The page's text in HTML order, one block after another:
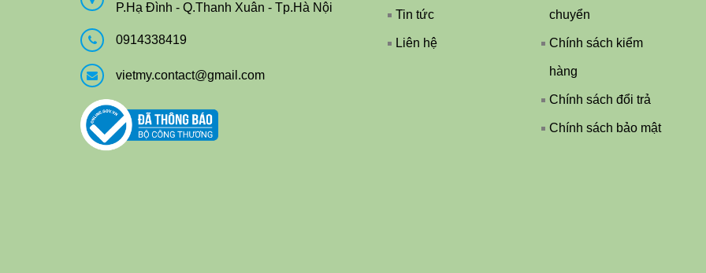
P.Hạ Đình - Q.Thanh Xuân - Tp.Hà Nội
0914338419
vietmy.contact@gmail.com
Tin tức
Liên hệ
chuyển
Chính sách kiểm
hàng
Chính sách đổi trả
Chính sách bảo mật